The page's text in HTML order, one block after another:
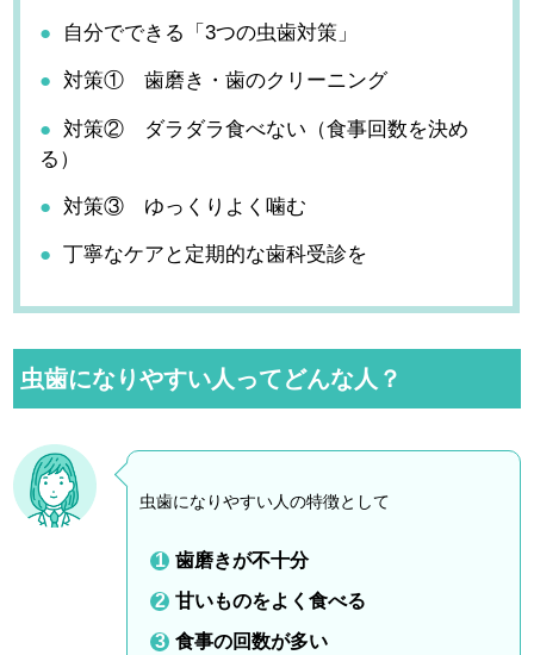
自分でできる「3つの虫歯対策」
対策① 歯磨き・歯のクリーニング
対策② ダラダラ食べない（食事回数を決め
る）
対策③ ゆっくりよく噛む
丁寧なケアと定期的な歯科受診を
虫歯になりやすい人ってどんな人？
虫歯になりやすい人の特徴として
歯磨きが不十分
甘いものをよく食べる
食事の回数が多い